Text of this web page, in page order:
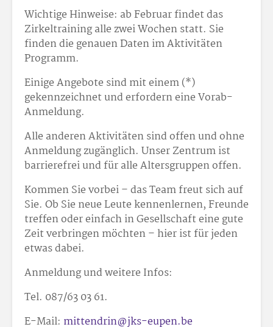
Wichtige Hinweise: ab Februar findet das
Zirkeltraining alle zwei Wochen statt. Sie
finden die genauen Daten im Aktivitäten
Programm.
Einige Angebote sind mit einem (*)
gekennzeichnet und erfordern eine Vorab-
Anmeldung.
Alle anderen Aktivitäten sind offen und ohne
Anmeldung zugänglich. Unser Zentrum ist
barrierefrei und für alle Altersgruppen offen.
Kommen Sie vorbei – das Team freut sich auf
Sie. Ob Sie neue Leute kennenlernen, Freunde
treffen oder einfach in Gesellschaft eine gute
Zeit verbringen möchten – hier ist für jeden
etwas dabei.
Anmeldung und weitere Infos:
Tel. 087/63 03 61.
E-Mail: mittendrin@jks-eupen.be